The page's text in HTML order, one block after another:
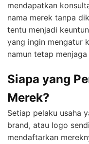
mendapatkan
nama merek tanpa
tentu menjadi
yang ingin mengatur
namun tetap menjaga
Siapa yang
Merek?
Setiap pelaku usaha
brand, atau logo
mendaftarkan